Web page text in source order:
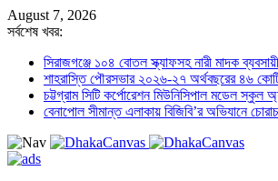
August 7, 2026
সর্বশেষ খবর:
সিরাজগঞ্জে ১০৪ বোতল স্ক্যাফসহ নারী মাদক
শাহরাস্তি পৌরসভার ২০২৬-২৭ অর্থবছরের ৪৬
চট্টগ্রাম সিটি কর্পোরেশন মিউনিসিপাল মডেল স্কুল
বেনাপোল সীমান্ত এলাকায় বিজিবি’র অভিযানে